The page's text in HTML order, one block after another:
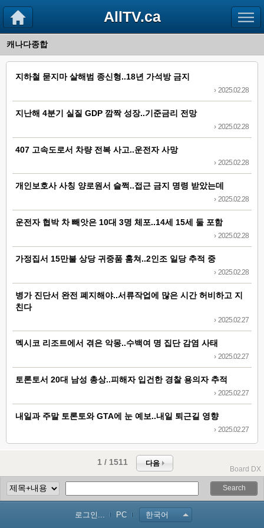
AllTV.ca
캐나다종합
지하철 묻지마 살해범 종신형..18년 가석방 금지
› 2025.02.28
지난해 4분기 실질 GDP 깜짝 성장..기준금리 전망
› 2025.02.28
407 고속도로서 차량 전복 사고..운전자 사망
› 2025.02.28
개인보호사 사칭 양로원서 슬쩍..접근 금지 명령 받았는데
› 2025.02.28
운전자 협박 차 빼앗은 10대 3명 체포..14세 15세 둘 포함
› 2025.02.28
가정집서 15만불 상당 귀중품 훔쳐..2인조 일당 추적 중
› 2025.02.28
병가 진단서 완전 폐지해야..서류작업에 많은 시간 허비하고 지
친다
› 2025.02.27
멕시코 리조트에서 겪은 악몽..수백여 명 집단 감염 사태
› 2025.02.27
토론토서 20대 남성 총상..피해자 입건한 경찰 용의자 추적
› 2025.02.27
내일과 주말 토론토와 GTA에 눈 예보..내일 퇴근길 영향
› 2025.02.27
1 / 1511 다음
Board DX
Search
로그인... PC 한국어